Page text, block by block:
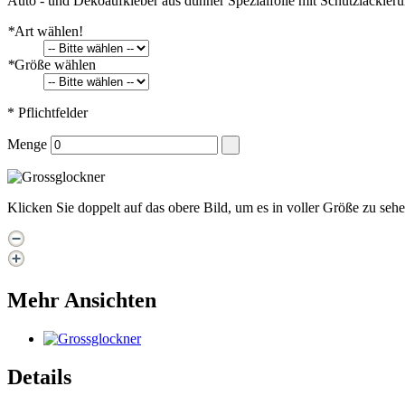
*Art wählen!
*Größe wählen
* Pflichtfelder
Menge
Klicken Sie doppelt auf das obere Bild, um es in voller Größe zu
Mehr Ansichten
Details